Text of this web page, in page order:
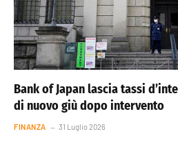
Bank of Japan lascia tassi
di nuovo giù dopo intervento
FINANZA 31 Luglio 2026